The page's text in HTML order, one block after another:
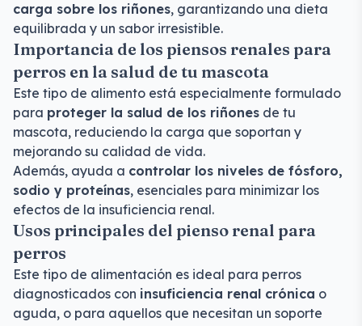
carga sobre los riñones, garantizando una dieta
equilibrada y un sabor irresistible.
Importancia de los piensos renales para
perros en la salud de tu mascota
Este tipo de alimento está especialmente formulado
para proteger la salud de los riñones de tu
mascota, reduciendo la carga que soportan y
mejorando su calidad de vida.
Además, ayuda a controlar los niveles de fósforo,
sodio y proteínas, esenciales para minimizar los
efectos de la insuficiencia renal.
Usos principales del pienso renal para
perros
Este tipo de alimentación es ideal para perros
diagnosticados con insuficiencia renal crónica o
aguda, o para aquellos que necesitan un soporte